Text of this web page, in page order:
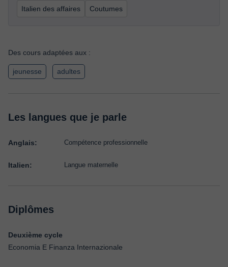
Italien des affaires Coutumes
Des cours adaptées aux :
jeunesse adultes
Les langues que je parle
Anglais: Compétence professionnelle
Italien: Langue maternelle
Diplômes
Deuxième cycle
Economia E Finanza Internazionale